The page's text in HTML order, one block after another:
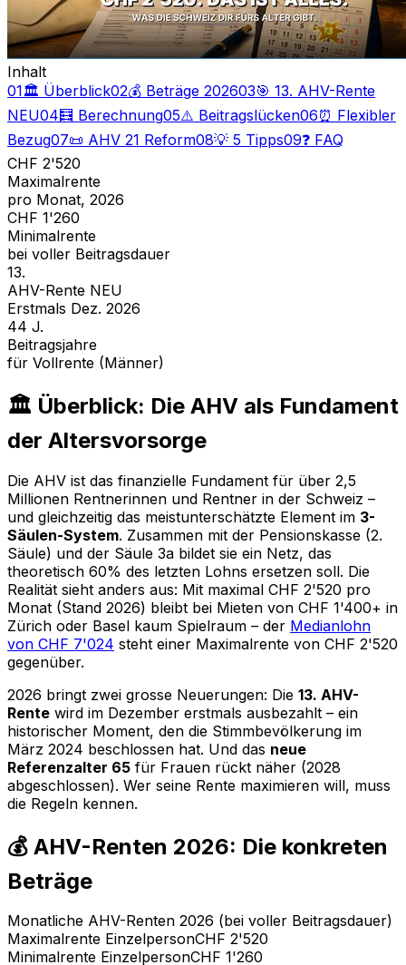
Inhalt
01🏛️ Überblick02💰 Beträge 202603🎯 13. AHV-Rente
NEU04🧮 Berechnung05⚠️ Beitragslücken06⏰ Flexibler
Bezug07📜 AHV 21 Reform08💡 5 Tipps09❓ FAQ
CHF 2'520
Maximalrente
pro Monat, 2026
CHF 1'260
Minimalrente
bei voller Beitragsdauer
13.
AHV-Rente NEU
Erstmals Dez. 2026
44 J.
Beitragsjahre
für Vollrente (Männer)
🏛️ Überblick: Die AHV als Fundament
der Altersvorsorge
Die AHV ist das finanzielle Fundament für über 2,5
Millionen Rentnerinnen und Rentner in der Schweiz –
und gleichzeitig das meistunterschätzte Element im 3-
Säulen-System. Zusammen mit der Pensionskasse (2.
Säule) und der Säule 3a bildet sie ein Netz, das
theoretisch 60% des letzten Lohns ersetzen soll. Die
Realität sieht anders aus: Mit maximal CHF 2'520 pro
Monat (Stand 2026) bleibt bei Mieten von CHF 1'400+ in
Zürich oder Basel kaum Spielraum – der Medianlohn
von CHF 7'024 steht einer Maximalrente von CHF 2'520
gegenüber.
2026 bringt zwei grosse Neuerungen: Die 13. AHV-
Rente wird im Dezember erstmals ausbezahlt – ein
historischer Moment, den die Stimmbevölkerung im
März 2024 beschlossen hat. Und das neue
Referenzalter 65 für Frauen rückt näher (2028
abgeschlossen). Wer seine Rente maximieren will, muss
die Regeln kennen.
💰 AHV-Renten 2026: Die konkreten
Beträge
Monatliche AHV-Renten 2026 (bei voller Beitragsdauer)
Maximalrente EinzelpersonCHF 2'520
Minimalrente EinzelpersonCHF 1'260